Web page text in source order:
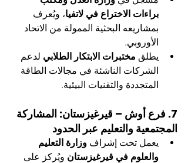
براءات الاختراع في لاتفيا، ويُعرف
بمشاريعه البحثية الممولة من الاتحاد
الأوروبي.
يطلق مختبرات الابتكار الطلابي لدعم
الشركات الناشئة في مجالات الطاقة
المتجددة والتقنيات البيئية.
7. فرع أوش – قيرغيزستان: المشاركة
المجتمعية والتعليم عبر الحدود
يعمل تحت إشراف وزارة التعليم
والعلوم في قيرغيزستان ويُركز على